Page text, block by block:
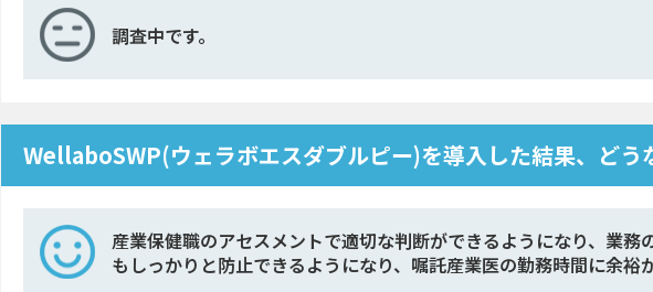
調査中です。
WellaboSWP(ウェラボエスダブルピー)を導入した結果、どう
産業保健職のアセスメントで適切な判断ができるようになり、業
もしっかりと防止できるようになり、嘱託産業医の勤務時間に余裕